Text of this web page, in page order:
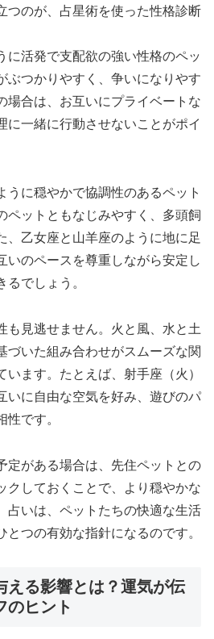
つのが、占星術を使った性格診断
に活発で支配欲の強い性格のペッ
ぶつかりやすく、争いになりやす
場合は、お互いにプライベートな
に一緒に行動させないことがポイ
うに穏やかで協調性のあるペット
ペットともなじみやすく、多頭飼
、乙女座と山羊座のように地に足
いのペースを尊重しながら安定し
るでしょう。
も見逃せません。火と風、水と土
づいた組み合わせがスムーズな関
ます。たとえば、射手座（火）
いに自由な空気を好み、遊びのパ
性です。
定がある場合は、先住ペットとの
クしておくことで、より穏やかな
占いは、ペットたちの快適な生活
つの有効な指針になるのです。
える影響とは？運気が伝
のヒント